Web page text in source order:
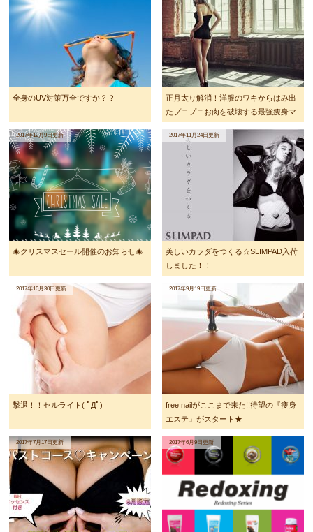
全身のUV対策万全ですか？？
正月太り解消！洋服のワキからはみ出
たプニプニお肉を破壊する最強痩身マ
🎄クリスマスセール開催のお知らせ🎄
2017年12月9日更新
美しいカラダをつくる☆SLIMPAD入荷
しました！！
2017年11月24日更新
撃退！！セルライト( ﾟДﾟ)
2017年10月30日更新
free nailがここまで来た!!待望の『痩身
エステ』がスタート★
2017年9月19日更新
2017年7月17日更新 2017年6月9日更新